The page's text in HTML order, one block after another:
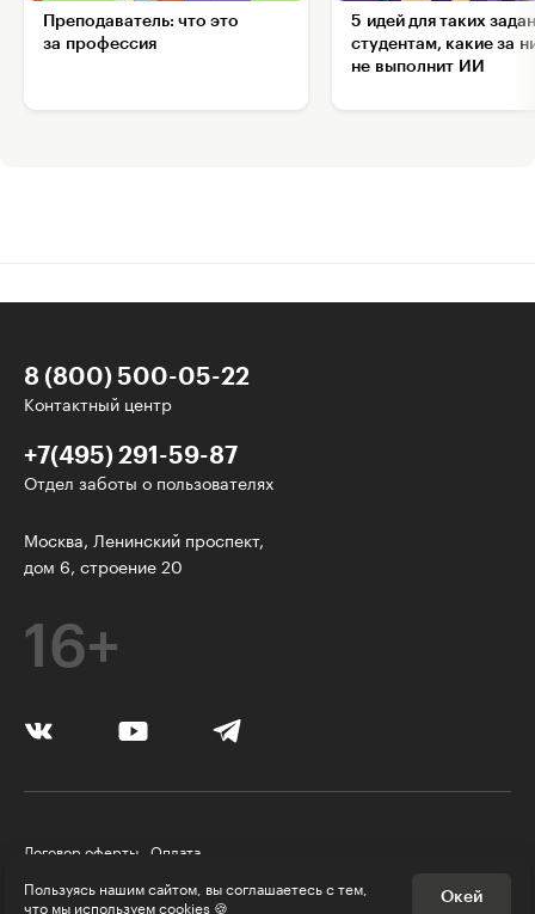
Преподаватель: что это
за профессия
5 идей для таких
студентам, какие за
не выполнит ИИ
8 (800) 500-05-22
Контактный центр
+7(495) 291-59-87
Отдел заботы о пользователях
Москва, Ленинский проспект,
дом 6, строение 20
16+
© Skillbox, 2026
Договор оферты Оплата
Политика конфиденциальности
Пользуясь нашим сайтом, вы соглашаетесь с тем,
что мы используем cookies 🍪 Окей
Интересное - на почту!
Выберите тему рассылки
Дизайн
Программирование